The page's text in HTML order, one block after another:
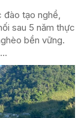
tạo nghề,
sau 5 năm thực
bền vững.